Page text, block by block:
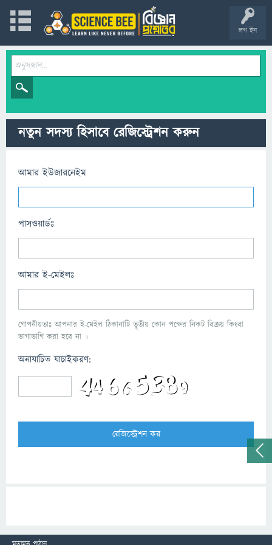
লগ ইন
নতুন সদস্য হিসাবে রেজিস্ট্রেশন করুন
আমার ইউজারনেইম
পাসওয়ার্ডঃ
আমার ই-মেইলঃ
গোপনীয়তাঃ আপনার ই-মেইল ঠিকানাটি তৃতীয় কোন পক্ষের নিকট বিক্রয় কিংবা
ভাগাভাগি করা হবে না ।
অনাযাচিত যাচাইকরণ: